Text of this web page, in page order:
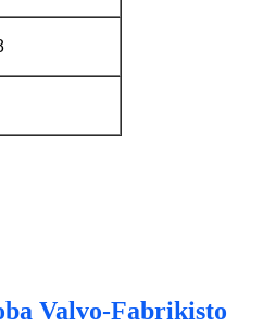
Valvo-Fabrikisto